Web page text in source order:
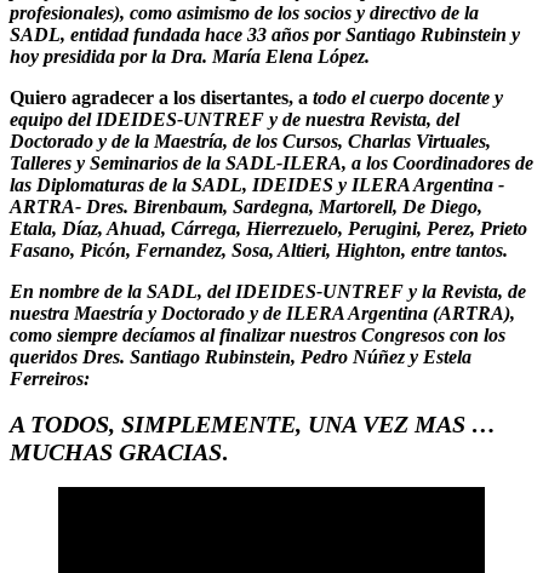
profesionales), como asimismo de los socios y directivo de la
SADL, entidad fundada hace 33 años por Santiago Rubinstein y
hoy presidida por la Dra. María Elena López.
Quiero agradecer a los disertantes, a todo el cuerpo docente y
equipo del IDEIDES-UNTREF y de nuestra Revista, del
Doctorado y de la Maestría, de los Cursos, Charlas Virtuales,
Talleres y Seminarios de la SADL-ILERA, a los Coordinadores de
las Diplomaturas de la SADL, IDEIDES y ILERA Argentina -
ARTRA- Dres. Birenbaum, Sardegna, Martorell, De Diego,
Etala, Díaz, Ahuad, Cárrega, Hierrezuelo, Perugini, Perez, Prieto
Fasano, Picón, Fernandez, Sosa, Altieri, Highton, entre tantos.
En nombre de la SADL, del IDEIDES-UNTREF y la Revista, de
nuestra Maestría y Doctorado y de ILERA Argentina (ARTRA),
como siempre decíamos al finalizar nuestros Congresos con los
queridos Dres. Santiago Rubinstein, Pedro Núñez y Estela
Ferreiros:
A TODOS, SIMPLEMENTE, UNA VEZ MAS …
MUCHAS GRACIAS.